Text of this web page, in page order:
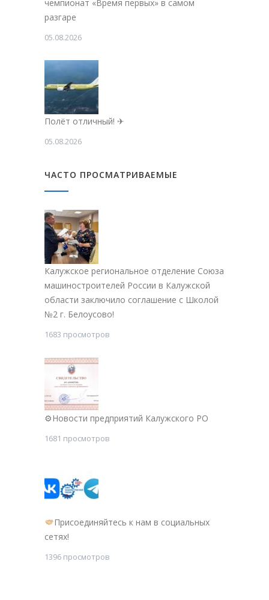
чемпионат «Время первых» в самом
разгаре
05.08.2026
Полёт отличный! ✈
05.08.2026
ЧАСТО ПРОСМАТРИВАЕМЫЕ
Калужское региональное отделение Союза
машиностроителей России в Калужской
области заключило соглашение с Школой
№2 г. Белоусово!
1683 просмотров
⚙Новости предприятий Калужского РО
1681 просмотров
Присоединяйтесь к нам в социальных
сетях!
1396 просмотров